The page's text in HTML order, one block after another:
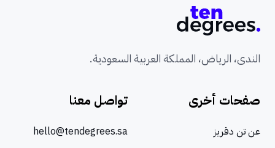
الندى، الرياض، المملكة العربية السعودية.
صفحات أخرى
عن تن دقريز
تواصل معنا
hello@tendegrees.sa